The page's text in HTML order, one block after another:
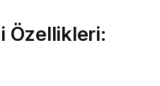
Özellikleri: